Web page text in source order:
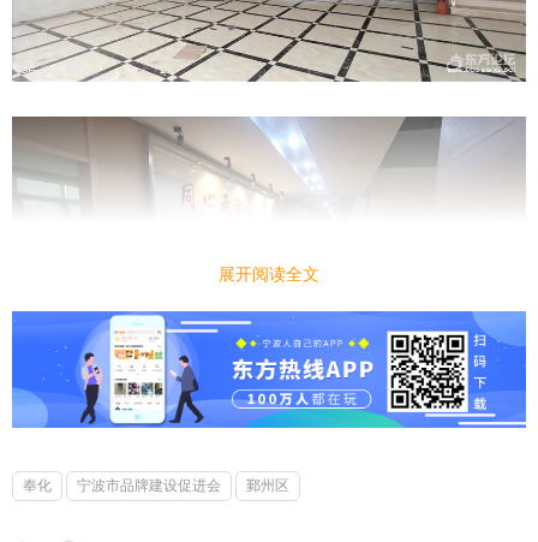
展开阅读全文
奉化 宁波市品牌建设促进会 鄞州区